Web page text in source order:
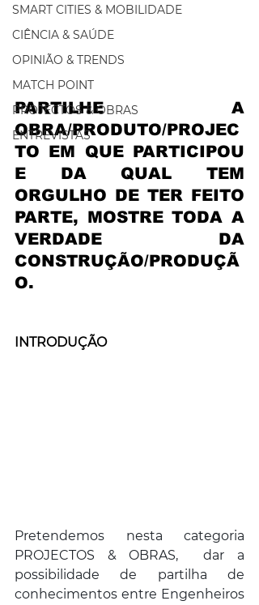
SMART CITIES & MOBILIDADE
CIÊNCIA & SAÚDE
OPINIÃO & TRENDS
MATCH POINT
PROJECTOS & OBRAS
ENTREVISTAS
PARTILHE A
OBRA/PRODUTO/PROJEC
TO EM QUE PARTICIPOU
E DA QUAL TEM
ORGULHO DE TER FEITO
PARTE, MOSTRE TODA A
VERDADE DA
CONSTRUÇÃO/PRODUÇÃ
O.
INTRODUÇÃO
Pretendemos nesta categoria
PROJECTOS & OBRAS,  dar a
possibilidade de partilha de
conhecimentos entre Engenheiros